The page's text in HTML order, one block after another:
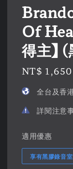
Of
得主】
Regular
NT$ 1,650
全台及香
詳閱注意
適用優惠
享有黑膠錄音